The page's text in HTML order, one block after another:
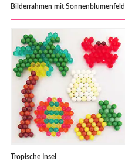
Bilderrahmen mit Sonnenblumenfeld
Tropische Insel